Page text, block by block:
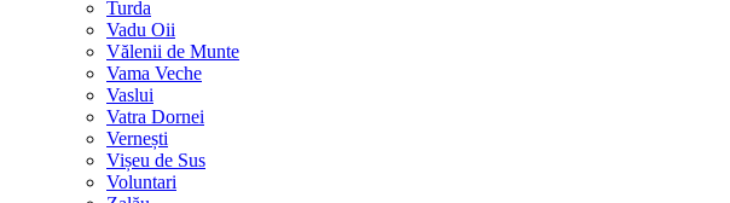
Turda
Vadu Oii
Vălenii de Munte
Vama Veche
Vaslui
Vatra Dornei
Vernești
Vișeu de Sus
Voluntari